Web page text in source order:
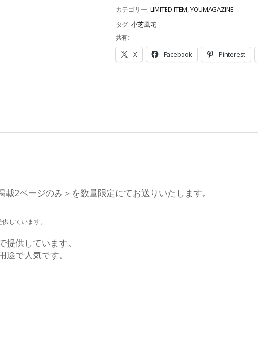
カテゴリー: LIMITED ITEM,YOUMAGAZINE
タグ: 小芝風花
共有:
X Facebook Pinterest
2ページのみ＞を数量限定にてお送りいたします。
しています。
供しています。
で人気です。